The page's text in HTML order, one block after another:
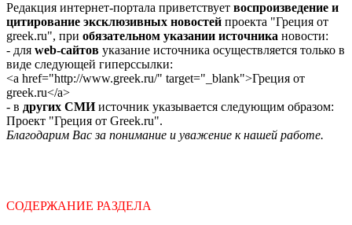
Редакция интернет-портала приветствует воспроизведение и
цитирование эксклюзивных новостей проекта "Греция от
greek.ru", при обязательном указании источника новости:
- для web-сайтов указание источника осуществляется только в
виде следующей гиперссылки:
<a href="http://www.greek.ru/" target="_blank">Греция от
greek.ru</a>
- в других СМИисточник указывается следующим образом:
Проект "Греция от Greek.ru".
Благодарим Вас за понимание и уважение к нашей работе.
СОДЕРЖАНИЕ РАЗДЕЛА